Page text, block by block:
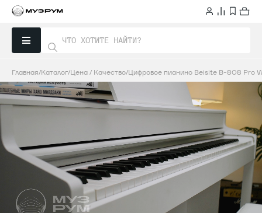
Главная Каталог Цена / Качество Цифровое пианино Beisite B-808 Pro